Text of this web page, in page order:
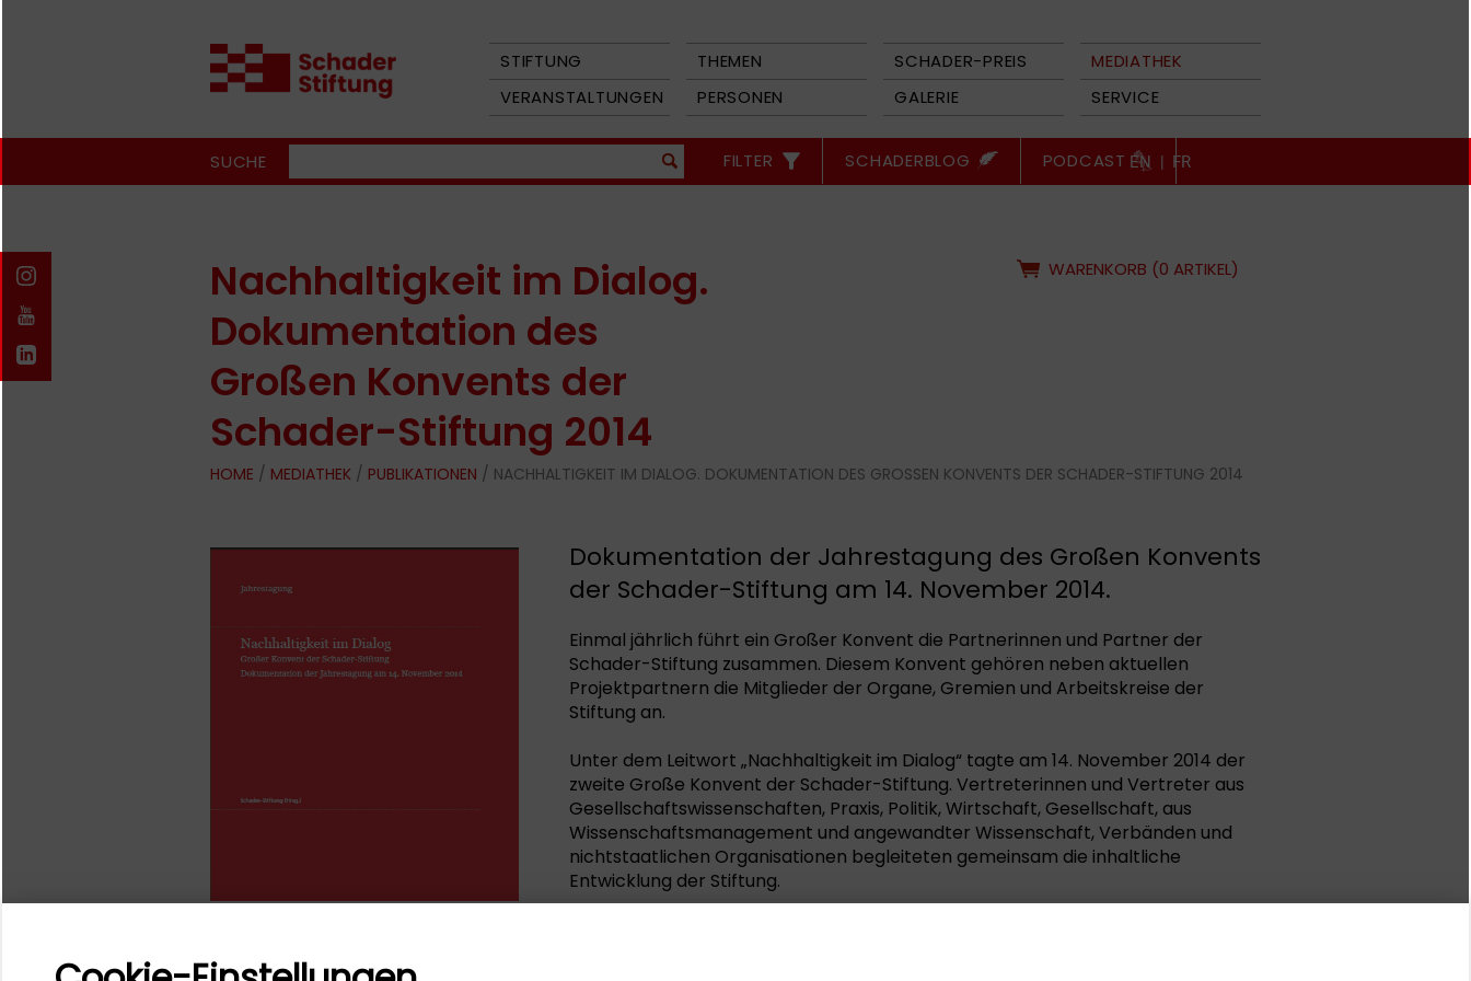
STIFTUNG THEMEN SCHADER-PREIS
MEDIATHEK
VERANSTALTUNGEN
PERSONEN GALERIE SERVICE
SUCHE FILTER SCHADERBLOG PODCAST EN | FR
Nachhaltigkeit im Dialog.
Dokumentation des
Großen Konvents der
Schader-Stiftung 2014
WARENKORB (0 ARTIKEL)
HOME / MEDIATHEK / PUBLIKATIONEN / NACHHALTIGKEIT IM DIALOG. DOKUMENTATION DES GROSSEN KONVENTS DER SCHADER-STIFTUNG 2014
Dokumentation der Jahrestagung des Großen Konvents
der Schader-Stiftung am 14. November 2014.
Einmal jährlich führt ein Großer Konvent die Partnerinnen und Partner der
Schader-Stiftung zusammen. Diesem Konvent gehören neben aktuellen
Projektpartnern die Mitglieder der Organe, Gremien und Arbeitskreise der
Stiftung an.
Unter dem Leitwort „Nachhaltigkeit im Dialog“ tagte am 14. November 2014 der
zweite Große Konvent der Schader-Stiftung. Vertreterinnen und Vertreter aus
Gesellschaftswissenschaften, Praxis, Politik, Wirtschaft, Gesellschaft, aus
Wissenschaftsmanagement und angewandter Wissenschaft, Verbänden und
nichtstaatlichen Organisationen begleiteten gemeinsam die inhaltliche
Entwicklung der Stiftung.